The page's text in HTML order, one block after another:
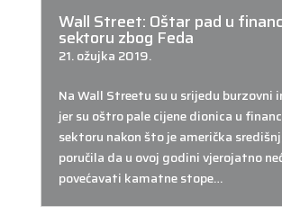
Wall Street: Oštar pad u
sektoru zbog Feda
21. ožujka 2019.
Na Wall Streetu su u srijedu burzovni
jer su oštro pale cijene dionica u
sektoru nakon što je američka
poručila da u ovoj godini vjerojatno
povećavati kamatne stope…